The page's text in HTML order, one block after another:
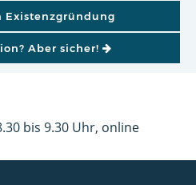
bis 9.30 Uhr, online
Existenzgründung
Aber sicher!